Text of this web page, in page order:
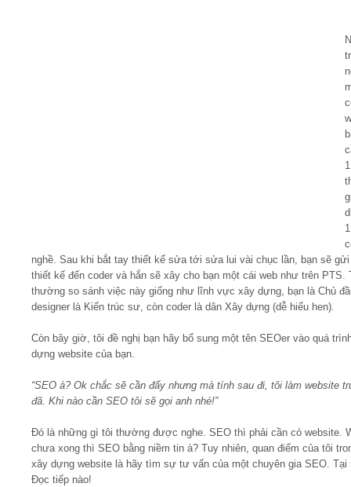
nghề. Sau khi bắt tay thiết kế sửa tới sửa lui vài chục lần, bạn sẽ gửi
thiết kế đến coder và hắn sẽ xây cho bạn một cái web như trên PTS.
thường so sánh việc này giống như lĩnh vực xây dựng, bạn là Chủ
designer là Kiến trúc sư, còn coder là dân Xây dựng (dễ hiểu hen).
Còn bây giờ, tôi đề nghị bạn hãy bổ sung một tên SEOer vào quá
dựng website của bạn.
“SEO à? Ok chắc sẽ cần đấy nhưng mà tính sau đi, tôi làm website
đã. Khi nào cần SEO tôi sẽ gọi anh nhé!”
Đó là những gì tôi thường được nghe. SEO thì phải cần có website.
chưa xong thì SEO bằng niềm tin à? Tuy nhiên, quan điểm của tôi
xây dựng website là hãy tìm sự tư vấn của một chuyên gia SEO. Tại
Đọc tiếp nào!